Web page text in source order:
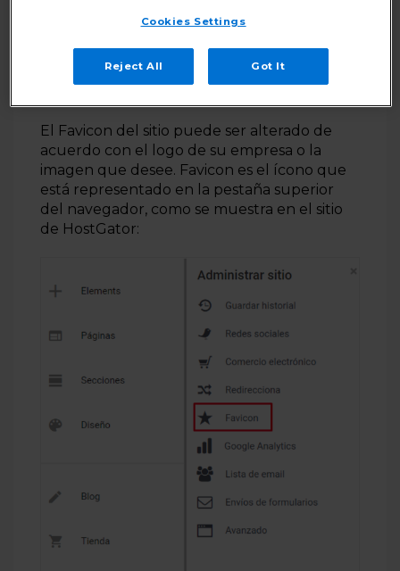
web con el Nuevo Creador de
Sitios Web con IA
El Favicon del sitio puede ser alterado de
acuerdo con el logo de su empresa o la
imagen que desee. Favicon es el ícono que
está representado en la pestaña superior
del navegador, como se muestra en el sitio
de HostGator:
Cookies Settings
Reject All Got It